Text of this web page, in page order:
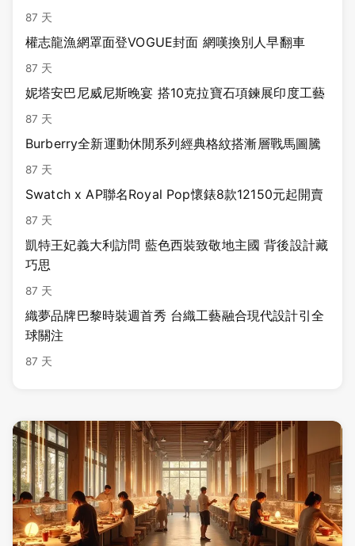
87 天
權志龍漁網罩面登VOGUE封面 網嘆換別人早翻車
87 天
妮塔安巴尼威尼斯晚宴 搭10克拉寶石項鍊展印度工藝
87 天
Burberry全新運動休閒系列經典格紋搭漸層戰馬圖騰
87 天
Swatch x AP聯名Royal Pop懷錶8款12150元起開賣
87 天
凱特王妃義大利訪問 藍色西裝致敬地主國 背後設計藏
巧思
87 天
織夢品牌巴黎時裝週首秀 台織工藝融合現代設計引全
球關注
87 天